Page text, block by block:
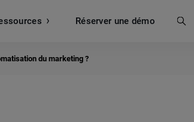
Réserver une démo
Recherche
du marketing ?